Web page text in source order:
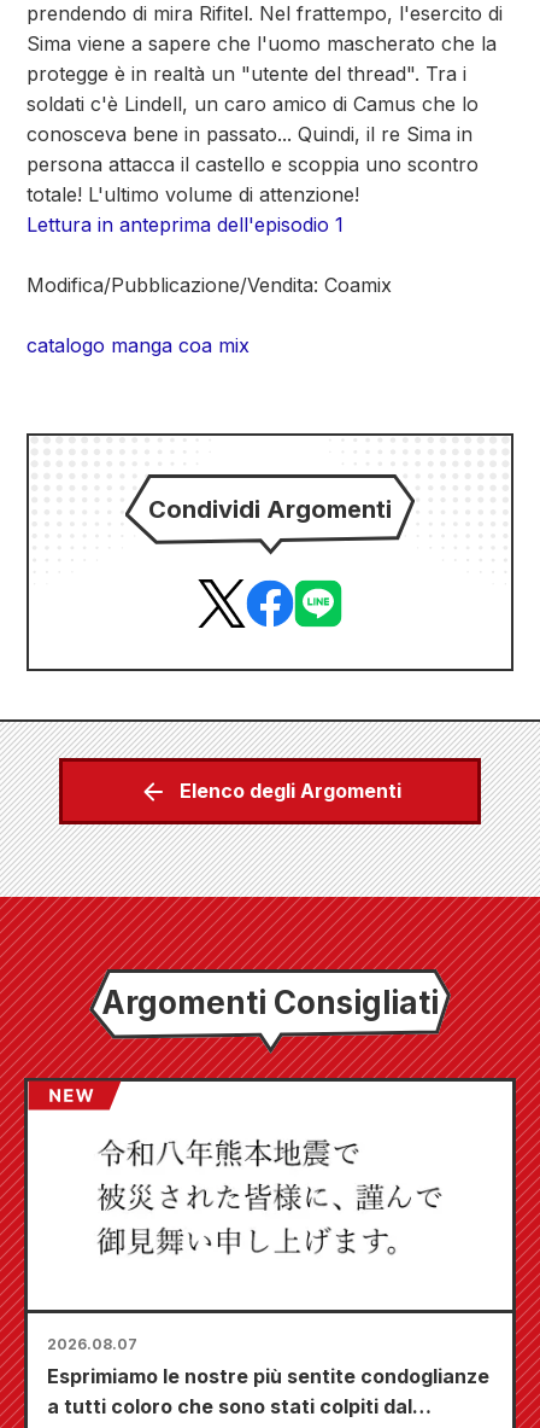
prendendo di mira Rifitel. Nel frattempo, l'esercito di
Sima viene a sapere che l'uomo mascherato che la
protegge è in realtà un "utente del thread". Tra i
soldati c'è Lindell, un caro amico di Camus che lo
conosceva bene in passato... Quindi, il re Sima in
persona attacca il castello e scoppia uno scontro
totale! L'ultimo volume di attenzione!
Lettura in anteprima dell'episodio 1
Modifica/Pubblicazione/Vendita: Coamix
catalogo manga coa mix
Condividi Argomenti
Elenco degli Argomenti
Argomenti Consigliati
2026.08.07
Esprimiamo le nostre più sentite condoglianze
a tutti coloro che sono stati colpiti dal